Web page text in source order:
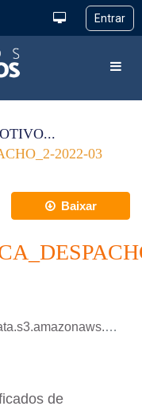
2022-03
Baixar
GERACAO_TERMICA_DESPACHO-2_2022_03.xlsx
de